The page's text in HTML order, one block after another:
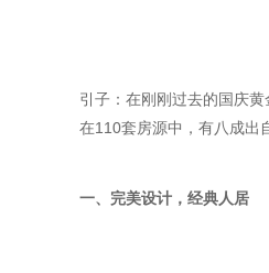
引子：在刚刚过去的国庆
在110套房源中，有八成出
一、完美设计，经典人居